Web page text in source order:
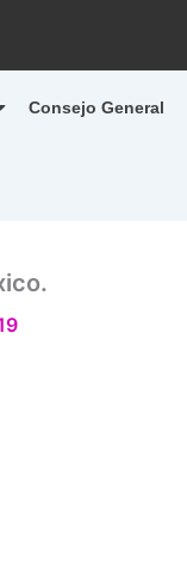
Consejo General